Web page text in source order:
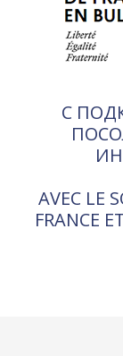
С
AVEC LE
FRANCE